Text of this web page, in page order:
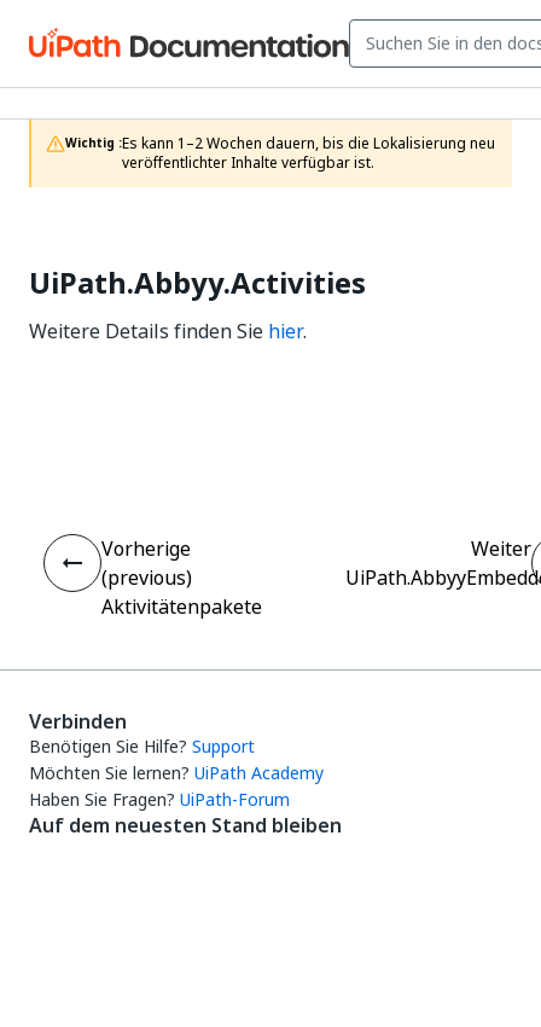
Wichtig :Es kann 1–2 Wochen dauern, bis die Lokalisierung neu
veröffentlichter Inhalte verfügbar ist.
UiPath.Abbyy.Activities
Weitere Details finden Sie hier.
Vorherige
(previous)
Aktivitätenpakete
Weiter
Verbinden
Benötigen Sie Hilfe? Support
Möchten Sie lernen? UiPath Academy
Haben Sie Fragen? UiPath-Forum
Auf dem neuesten Stand bleiben